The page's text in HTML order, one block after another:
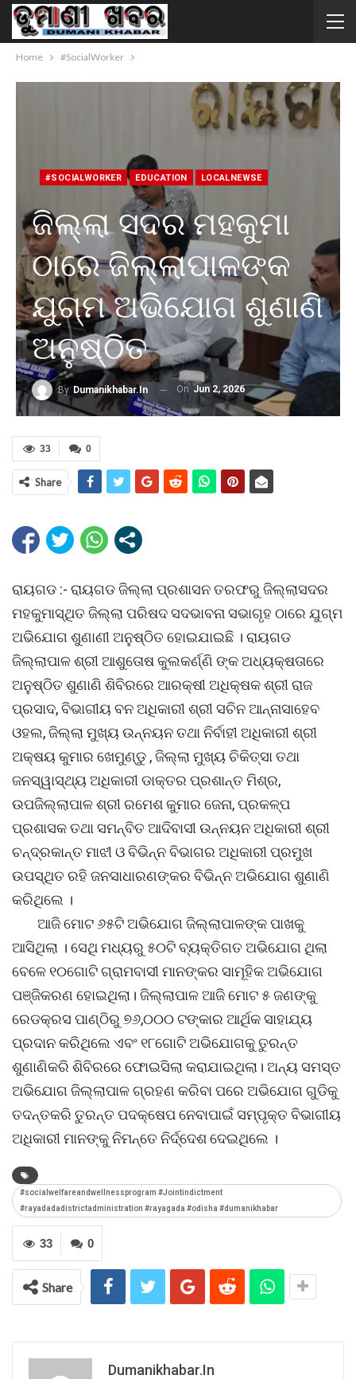
Home #SocialWorker
#SOCIALWORKER EDUCATION LOCALNEWSE
ଜିଲ୍ଲା ସଦର ମହକୁମା
ଠାରେ ଜିଲ୍ଲାପାଳଙ୍କ
ଯୁଗ୍ମ ଅଭିଯୋଗ ଶୁଣାଣି
ଅନୁଷ୍ଠିତ
By Dumanikhabar.in On Jun 2, 2026
0
33
Share
ରାୟଗଡ :- ରାୟଗଡ ଜିଲ୍ଲା ପ୍ରଶାସନ ତରଫରୁ ଜିଲ୍ଲାସଦର
ମହକୁମାସ୍ଥିତ ଜିଲ୍ଲା ପରିଷଦ ସଦଭାବନା ସଭାଗୃହ ଠାରେ ଯୁଗ୍ମ
ଅଭିଯୋଗ ଶୁଣାଣୀ ଅନୁଷ୍ଠିତ ହୋଇଯାଇଛି । ରାୟଗଡ
ଜିଲ୍ଲାପାଳ ଶ୍ରୀ ଆଶୁତୋଷ କୁଲକର୍ଣ୍ଣି ଙ୍କ ଅଧ୍ୟକ୍ଷତାରେ
ଅନୁଷ୍ଠିତ ଶୁଣାଣି ଶିବିରରେ ଆରକ୍ଷୀ ଅଧିକ୍ଷକ ଶ୍ରୀ ରାଜ
ପ୍ରସାଦ, ବିଭାଗୀୟ ବନ ଅଧିକାରୀ ଶ୍ରୀ ସଚିନ ଆନ୍ନାସାହେବ
ଓହଲ, ଜିଲ୍ଲା ମୁଖ୍ୟ ଉନ୍ନୟନ ତଥା ନିର୍ବାହୀ ଅଧିକାରୀ ଶ୍ରୀ
ଅକ୍ଷୟ କୁମାର ଖେମୁଣ୍ଡୁ , ଜିଲ୍ଲା ମୁଖ୍ୟ ଚିକିତ୍ସା ତଥା
ଜନସ୍ୱାସ୍ଥ୍ୟ ଅଧିକାରୀ ଡାକ୍ତର ପ୍ରଶାନ୍ତ ମିଶ୍ର,
ଉପଜିଲ୍ଲାପାଳ ଶ୍ରୀ ରମେଶ କୁମାର ଜେନା, ପ୍ରକଳ୍ପ
ପ୍ରଶାସକ ତଥା ସମନ୍ବିତ ଆଦିବାସୀ ଉନ୍ନୟନ ଅଧିକାରୀ ଶ୍ରୀ
ଚନ୍ଦ୍ରକାନ୍ତ ମାଝୀ ଓ ବିଭିନ୍ନ ବିଭାଗର ଅଧିକାରୀ ପ୍ରମୁଖ
ଉପସ୍ଥିତ ରହି ଜନସାଧାରଣଙ୍କର ବିଭିନ୍ନ ଅଭିଯୋଗ ଶୁଣାଣି
କରିଥିଲେ ।
ଆଜି ମୋଟ ୬୫ଟି ଅଭିଯୋଗ ଜିଲ୍ଲାପାଳଙ୍କ ପାଖକୁ
ଆସିଥିଲା । ସେଥି ମଧ୍ୟରୁ ୫୦ଟି ବ୍ୟକ୍ତିଗତ ଅଭିଯୋଗ ଥିଲା
ବେଳେ ୧୦ଗୋଟି ଗ୍ରାମବାସୀ ମାନଙ୍କର ସାମୂହିକ ଅଭିଯୋଗ
ପଞ୍ଜିକରଣ ହୋଇଥିଲା। ଜିଲ୍ଲାପାଳ ଆଜି ମୋଟ ୫ ଜଣଙ୍କୁ
ରେଡକ୍ରସ ପାଣ୍ଠିରୁ ୭୬,୦୦୦ ଟଙ୍କାର ଆର୍ଥିକ ସାହାଯ୍ୟ
ପ୍ରଦାନ କରିଥିଲେ ଏବଂ ୧୮ଗୋଟି ଅଭିଯୋଗକୁ ତୁରନ୍ତ
ଶୁଣାଣିକରି ଶିବିରରେ ଫୋଇସିଲା କରାଯାଇଥିଲା। ଅନ୍ୟ ସମସ୍ତ
ଅଭିଯୋଗ ଜିଲ୍ଲାପାଳ ଗ୍ରହଣ କରିବା ପରେ ଅଭିଯୋଗ ଗୁଡିକୁ
ତଦନ୍ତକରି ତୁରନ୍ତ ପଦକ୍ଷେପ ନେବାପାଇଁ ସମ୍ପୃକ୍ତ ବିଭାଗୀୟ
ଅଧିକାରୀ ମାନଙ୍କୁ ନିମନ୍ତେ ନିର୍ଦ୍ଦେଶ ଦେଇଥିଲେ ।
#socialwelfareandwellnessprogram #Jointindictment
#rayadadadistrictadministration #rayagada #odisha #dumanikhabar
0
33
Share
Dumanikhabar.in